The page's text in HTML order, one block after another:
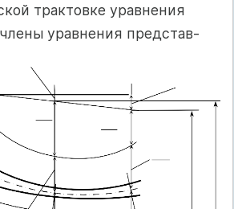
трактовке уравнения
уравнения представ-